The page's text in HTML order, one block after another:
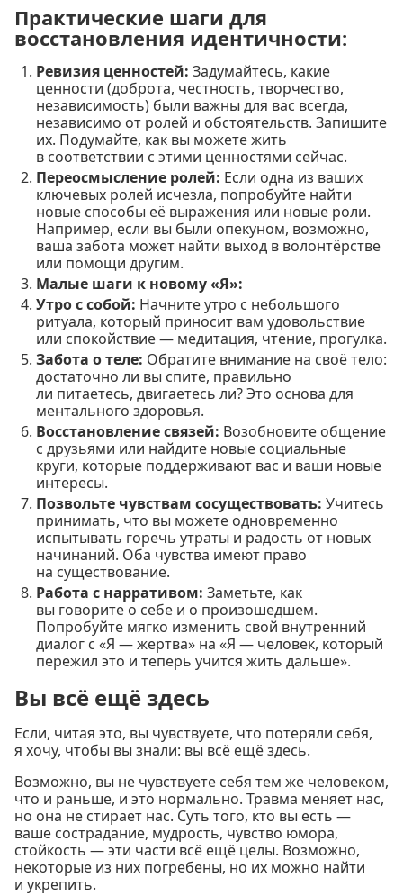
Практические шаги для
восстановления идентичности:
Ревизия ценностей: Задумайтесь, какие
ценности (доброта, честность, творчество,
независимость) были важны для вас всегда,
независимо от ролей и обстоятельств. Запишите
их. Подумайте, как вы можете жить
в соответствии с этими ценностями сейчас.
Переосмысление ролей: Если одна из ваших
ключевых ролей исчезла, попробуйте найти
новые способы её выражения или новые роли.
Например, если вы были опекуном, возможно,
ваша забота может найти выход в волонтёрстве
или помощи другим.
Малые шаги к новому «Я»:
Утро с собой: Начните утро с небольшого
ритуала, который приносит вам удовольствие
или спокойствие — медитация, чтение, прогулка.
Забота о теле: Обратите внимание на своё тело:
достаточно ли вы спите, правильно
ли питаетесь, двигаетесь ли? Это основа для
ментального здоровья.
Восстановление связей: Возобновите общение
с друзьями или найдите новые социальные
круги, которые поддерживают вас и ваши новые
интересы.
Позвольте чувствам сосуществовать: Учитесь
принимать, что вы можете одновременно
испытывать горечь утраты и радость от новых
начинаний. Оба чувства имеют право
на существование.
Работа с нарративом: Заметьте, как
вы говорите о себе и о произошедшем.
Попробуйте мягко изменить свой внутренний
диалог с «Я — жертва» на «Я — человек, который
пережил это и теперь учится жить дальше».
Вы всё ещё здесь
Если, читая это, вы чувствуете, что потеряли себя,
я хочу, чтобы вы знали: вы всё ещё здесь.
Возможно, вы не чувствуете себя тем же человеком,
что и раньше, и это нормально. Травма меняет нас,
но она не стирает нас. Суть того, кто вы есть —
ваше сострадание, мудрость, чувство юмора,
стойкость — эти части всё ещё целы. Возможно,
некоторые из них погребены, но их можно найти
и укрепить.